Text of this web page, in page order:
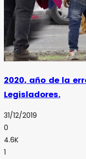
2020, año de la
Legisladores.
31/12/2019
0
4.6K
1